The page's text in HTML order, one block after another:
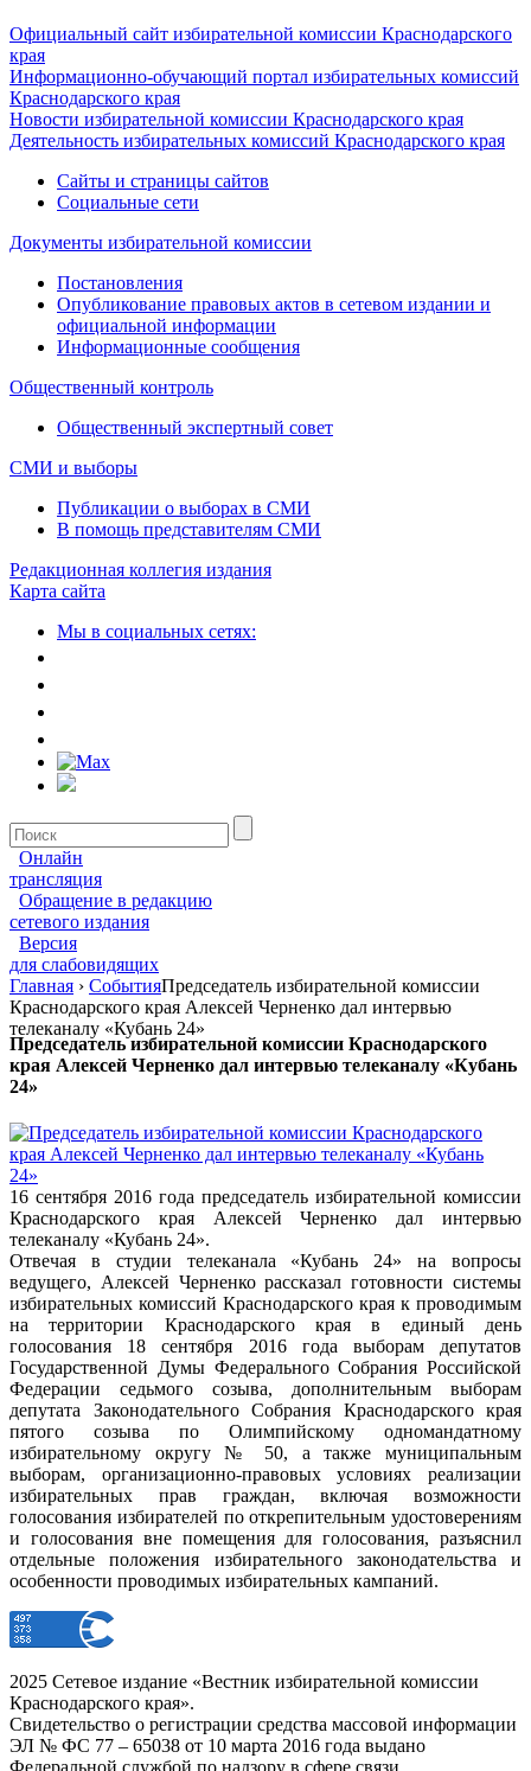
Официальный сайт избирательной комиссии Краснодарского
края
Информационно-обучающий портал избирательных комиссий
Краснодарского края
Новости избирательной комиссии Краснодарского края
Деятельность избирательных комиссий Краснодарского края
Сайты и страницы сайтов
Социальные сети
Документы избирательной комиссии
Постановления
Опубликование правовых актов в сетевом издании и
официальной информации
Информационные сообщения
Общественный контроль
Общественный экспертный совет
СМИ и выборы
Публикации о выборах в СМИ
В помощь представителям СМИ
Редакционная коллегия издания
Карта сайта
Мы в социальных сетях:
Онлайн
трансляция
Обращение в редакцию
сетевого издания
Версия
для слабовидящих
Главная › СобытияПредседатель избирательной комиссии
Краснодарского края Алексей Черненко дал интервью
телеканалу «Кубань 24»
Председатель избирательной комиссии Краснодарского
края Алексей Черненко дал интервью телеканалу «Кубань
24»
16 сентября 2016 года председатель избирательной комиссии
Краснодарского края Алексей Черненко дал интервью
телеканалу «Кубань 24».
Отвечая в студии телеканала «Кубань 24» на вопросы
ведущего, Алексей Черненко рассказал готовности системы
избирательных комиссий Краснодарского края к проводимым
на территории Краснодарского края в единый день
голосования 18 сентября 2016 года выборам депутатов
Государственной Думы Федерального Собрания Российской
Федерации седьмого созыва, дополнительным выборам
депутата Законодательного Собрания Краснодарского края
пятого созыва по Олимпийскому одномандатному
избирательному округу № 50, а также муниципальным
выборам, организационно-правовых условиях реализации
избирательных прав граждан, включая возможности
голосования избирателей по открепительным удостоверениям
и голосования вне помещения для голосования, разъяснил
отдельные положения избирательного законодательства и
особенности проводимых избирательных кампаний.
2025 Сетевое издание «Вестник избирательной комиссии
Краснодарского края».
Свидетельство о регистрации средства массовой информации
ЭЛ № ФС 77 – 65038 от 10 марта 2016 года выдано